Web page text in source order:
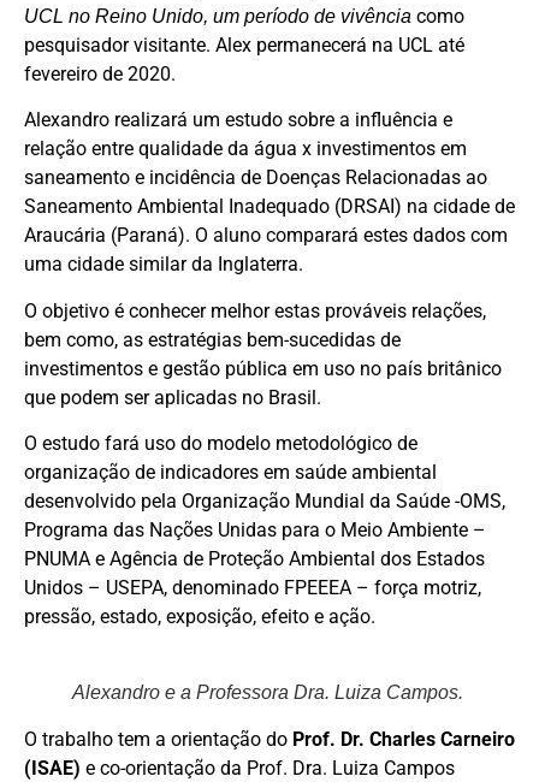
UCL no Reino Unido, um período de vivência como
pesquisador visitante. Alex permanecerá na UCL até
fevereiro de 2020.
Alexandro realizará um estudo sobre a influência e
relação entre qualidade da água x investimentos em
saneamento e incidência de Doenças Relacionadas ao
Saneamento Ambiental Inadequado (DRSAI) na cidade de
Araucária (Paraná). O aluno comparará estes dados com
uma cidade similar da Inglaterra.
O objetivo é conhecer melhor estas prováveis relações,
bem como, as estratégias bem-sucedidas de
investimentos e gestão pública em uso no país britânico
que podem ser aplicadas no Brasil.
O estudo fará uso do modelo metodológico de
organização de indicadores em saúde ambiental
desenvolvido pela Organização Mundial da Saúde -OMS,
Programa das Nações Unidas para o Meio Ambiente –
PNUMA e Agência de Proteção Ambiental dos Estados
Unidos – USEPA, denominado FPEEEA – força motriz,
pressão, estado, exposição, efeito e ação.
Alexandro e a Professora Dra. Luiza Campos.
O trabalho tem a orientação do Prof. Dr. Charles Carneiro
(ISAE) e co-orientação da Prof. Dra. Luiza Campos